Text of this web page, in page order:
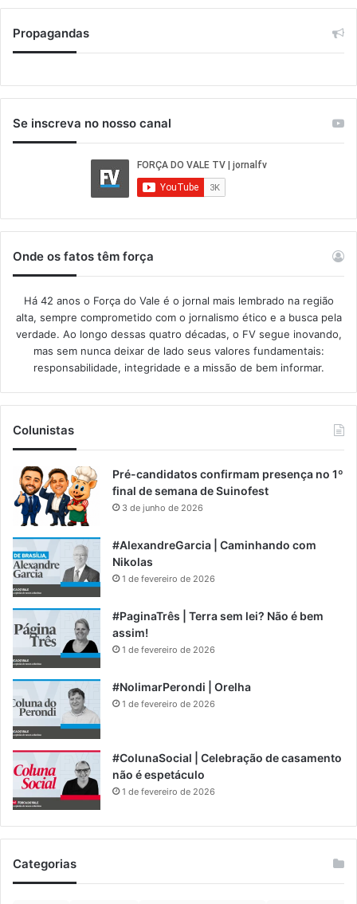
Propagandas
Se inscreva no nosso canal
Onde os fatos têm força
Há 42 anos o Força do Vale é o jornal mais lembrado na região
alta, sempre comprometido com o jornalismo ético e a busca pela
verdade. Ao longo dessas quatro décadas, o FV segue inovando,
mas sem nunca deixar de lado seus valores fundamentais:
responsabilidade, integridade e a missão de bem informar.​
Colunistas
Pré-candidatos confirmam presença no 1º
final de semana de Suinofest
3 de junho de 2026
#AlexandreGarcia | Caminhando com
Nikolas
1 de fevereiro de 2026
#PaginaTrês | Terra sem lei? Não é bem
assim!
1 de fevereiro de 2026
#NolimarPerondi | Orelha
1 de fevereiro de 2026
#ColunaSocial | Celebração de casamento
não é espetáculo
1 de fevereiro de 2026
Categorias